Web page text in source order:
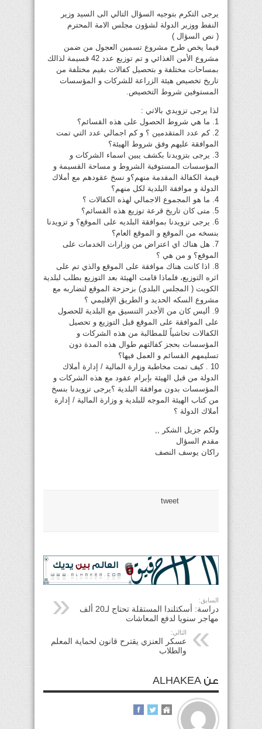
يرجى التكرم بتوجيه السؤال التالي الى السيد وزير
النفط ووزير الدولة لشؤون مجلس الامة المحترم
( نص السؤال )
فيما يخص طرح مشروع تسمين العجول من ضمن
مشروع الأمن الغذائي و تم توزيع عدد 42 قسيمة لذالك
بمساحات مختلفة و بتحصيل كفالات بقيم مختلفة من
تاريخ تخصيص هيئة الزراعة للشركات و المؤسسات
المستوفين شروط التخصيص.
لذا يرجى تزويدي بالاتي :
1. ما هي شروط الحصول على هذه القسائم؟
2. كم عدد المتقدمين ؟ و كم اجمالي عدد التي تمت
الموافقة عليهم وفق شروط الهيئة؟
3. يرجى بتزويدنا بكشف يبين اسماء الشركات و
المؤسسات المستوفية الشروط و مساحة القسيمة و
قيمة الكفالة المقدمة منهم؟و نسخ عقودهم مع أملاك
الدولة و موافقة البلدية لكل منهم؟
4. ما هو المجموع الاجمالي لهذه الكفالات ؟
5. متى كان تاريخ قرعة توزيع هذه القسائم؟
6. يرجى تزويدنا بموافقة البلديه على الموقع؟ و تزويدنا
بنسخه من الموقع و الموقع العام؟
7. هل هناك اي اعتراض من وزارات الخدمات على
الموقع؟ و من هي ؟
8. اذا كانت هناك موافقة على الموقع والذي تم على
اثره التوزيع، فلماذا قامت الهيئة بعد التوزيع بطلب لبلدية
الكويت ( المجلس البلدي) بزحزحة الموقع لتضاربه مع
مشروع السكه الحديد و الطريق الإقليمي ؟
9. أليس كان من الأجدر التنسيق مع البلدية للحصول
على الموافقة على الموقع قبل التوزيع و تحصيل
الكفالات تحاشياً للمطالبة من هذه الشركات و
المؤسسات بحجز كفالتهم طوال هذه المدة دون
تسليمهم القسائم و العمل فيها؟
10 . كيف تمت مخاطبة وزارة المالية / إدارة أملاك
الدولة من قبل الهيئة بإبرام عقود مع هذه الشركات و
المؤسسات بدون موافقة البلدية ؟يرجى تزويدنا بنسخ
من كتاب الهيئة الموجه للبلدية و وزارة المالية / إدارة
أملاك الدولة ؟
ولكم جزيل الشكر ,,
مقدم السؤال
راكان يوسف النصف
tweet
السابق:
دراسة: أسكتلندا المستقلة تحتاج لـ20 ألف
مهاجر سنويا لدفع المعاشات
التالي:
عسكر العنزي يقترح قانون لحماية المعلم
والطلاب
عن ALHAKEA